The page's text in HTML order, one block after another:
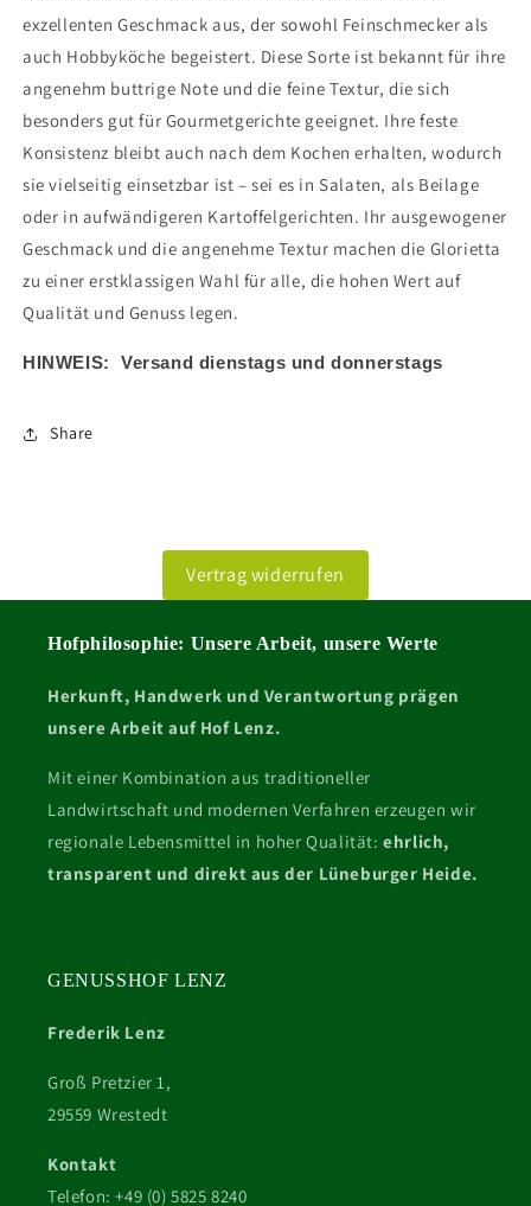
exzellenten Geschmack aus, der sowohl Feinschmecker als
auch Hobbyköche begeistert. Diese Sorte ist bekannt für ihre
angenehm buttrige Note und die feine Textur, die sich
besonders gut für Gourmetgerichte geeignet. Ihre feste
Konsistenz bleibt auch nach dem Kochen erhalten, wodurch
sie vielseitig einsetzbar ist – sei es in Salaten, als Beilage
oder in aufwändigeren Kartoffelgerichten. Ihr ausgewogener
Geschmack und die angenehme Textur machen die Glorietta
zu einer erstklassigen Wahl für alle, die hohen Wert auf
Qualität und Genuss legen.
HINWEIS: Versand dienstags und donnerstags
Share
Vertrag widerrufen
Hofphilosophie: Unsere Arbeit, unsere Werte
Herkunft, Handwerk und Verantwortung prägen
unsere Arbeit auf Hof Lenz.
Mit einer Kombination aus traditioneller
Landwirtschaft und modernen Verfahren erzeugen wir
regionale Lebensmittel in hoher Qualität:ehrlich,
transparent und direkt aus der Lüneburger Heide.
GENUSSHOF LENZ
Frederik Lenz
Groß Pretzier 1,
29559 Wrestedt
Kontakt
Telefon: +49 (0) 5825 8240